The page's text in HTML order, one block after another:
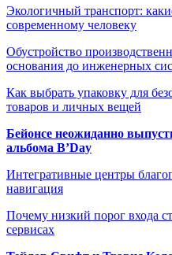
Экологичный транспорт:
современному человеку
Обустройство
основания до инженерных
Как выбрать упаковку для
товаров и личных вещей
Бейонсе неожиданно
альбома B’Day
Интегративные центры
навигация
Почему низкий порог входа
сервисах